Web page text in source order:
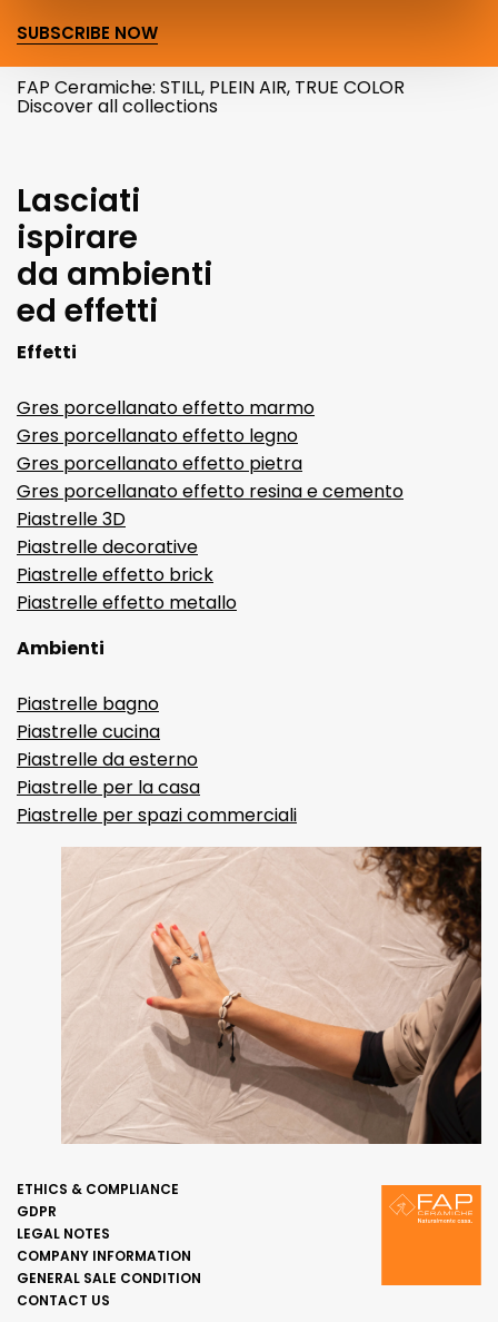
SUBSCRIBE NOW
FAP Ceramiche: STILL, PLEIN AIR, TRUE COLOR
Discover all collections
Lasciati
ispirare
da ambienti
ed effetti
Effetti
Gres porcellanato effetto marmo
Gres porcellanato effetto legno
Gres porcellanato effetto pietra
Gres porcellanato effetto resina e cemento
Piastrelle 3D
Piastrelle decorative
Piastrelle effetto brick
Piastrelle effetto metallo
Ambienti
Piastrelle bagno
Piastrelle cucina
Piastrelle da esterno
Piastrelle per la casa
Piastrelle per spazi commerciali
ETHICS & COMPLIANCE
GDPR
LEGAL NOTES
COMPANY INFORMATION
GENERAL SALE CONDITION
CONTACT US